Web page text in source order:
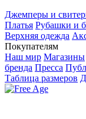
Джемперы и
Платья Рубашки и
Верхняя одежда
Покупателям
Наш мир Магазины
бренда Пресса
Таблица размеров